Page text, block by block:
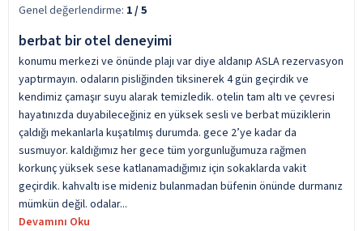
Genel değerlendirme: 1/ 5
berbat bir otel deneyimi
konumu merkezi ve önünde plajı var diye aldanıp ASLA rezervasyon
yaptırmayın. odaların pisliğinden tiksinerek 4 gün geçirdik ve
kendimiz çamaşır suyu alarak temizledik. otelin tam altı ve çevresi
hayatınızda duyabileceğiniz en yüksek sesli ve berbat müziklerin
çaldığı mekanlarla kuşatılmış durumda. gece 2’ye kadar da
susmuyor. kaldığımız her gece tüm yorgunluğumuza rağmen
korkunç yüksek sese katlanamadığımız için sokaklarda vakit
geçirdik. kahvaltı ise mideniz bulanmadan büfenin önünde durmanız
mümkün değil. odalar...
Devamını Oku